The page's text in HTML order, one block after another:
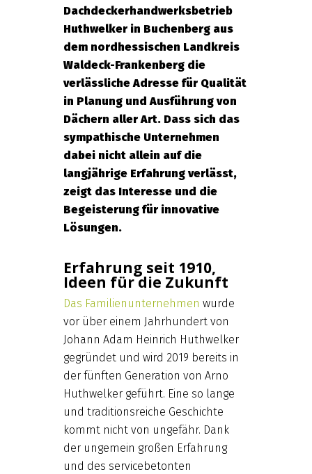
Dachdeckerhandwerksbetrieb
Huthwelker in Buchenberg aus
dem nordhessischen Landkreis
Waldeck-Frankenberg die
verlässliche Adresse für Qualität
in Planung und Ausführung von
Dächern aller Art. Dass sich das
sympathische Unternehmen
dabei nicht allein auf die
langjährige Erfahrung verlässt,
zeigt das Interesse und die
Begeisterung für innovative
Lösungen.
Erfahrung seit 1910,
Ideen für die Zukunft
Das Familienunternehmen wurde
vor über einem Jahrhundert von
Johann Adam Heinrich Huthwelker
gegründet und wird 2019 bereits in
der fünften Generation von Arno
Huthwelker geführt. Eine so lange
und traditionsreiche Geschichte
kommt nicht von ungefähr. Dank
der ungemein großen Erfahrung
und des servicebetonten